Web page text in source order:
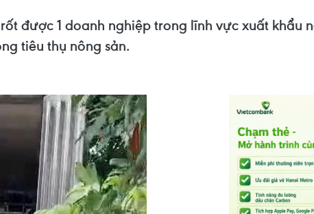
được 1 doanh nghiệp trong lĩnh vực xuất khẩu
tiêu thụ nông sản.